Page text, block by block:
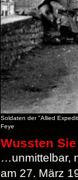
Soldaten der "Allied
Feye
Wussten
…unmittelbar,
am 27. März